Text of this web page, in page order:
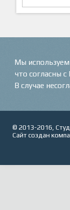
© 2013-2016,
Сайт создан
Мы
что согласны
В случае